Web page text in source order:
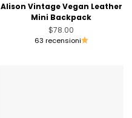
Alison Vintage Vegan Leather
Mini Backpack
Prezzo scontato
$78.00
63 recensioni